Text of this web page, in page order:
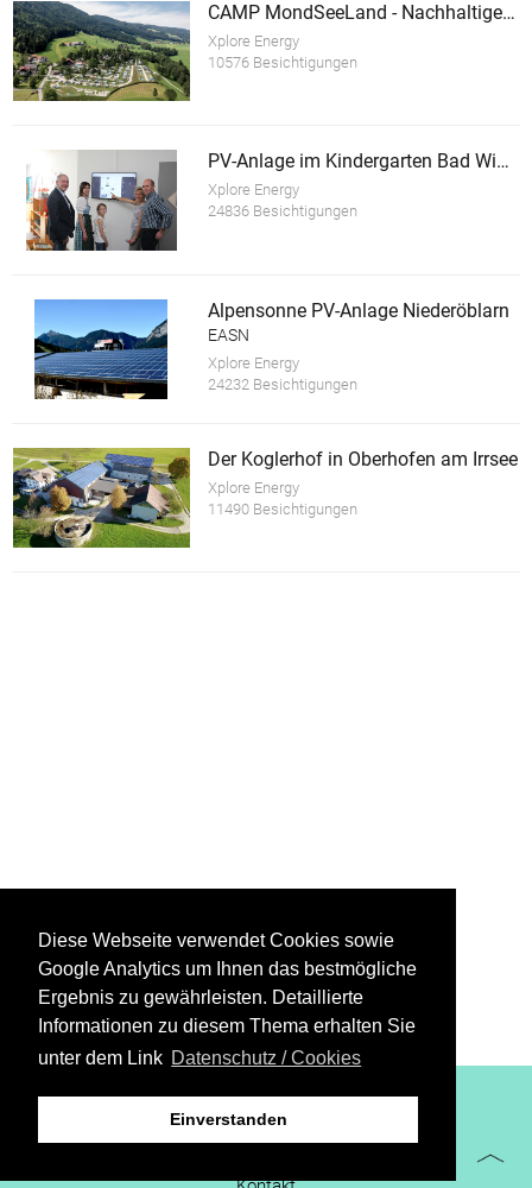
Diese Webseite verwendet Cookies sowie
Google Analytics um Ihnen das bestmögliche
Ergebnis zu gewährleisten. Detaillierte
Informationen zu diesem Thema erhalten Sie
unter dem Link Datenschutz / Cookies
Einverstanden
CAMP MondSeeLand - Nachhaltiger Tourismusbetrieb
Xplore Energy
10576 Besichtigungen
PV-Anlage im Kindergarten Bad Wimsbach-Neydharting
Xplore Energy
24836 Besichtigungen
Alpensonne PV-Anlage Niederöblarn
EASN
Xplore Energy
24232 Besichtigungen
Der Koglerhof in Oberhofen am Irrsee
Xplore Energy
11490 Besichtigungen
XiBIT Infoguide 2021